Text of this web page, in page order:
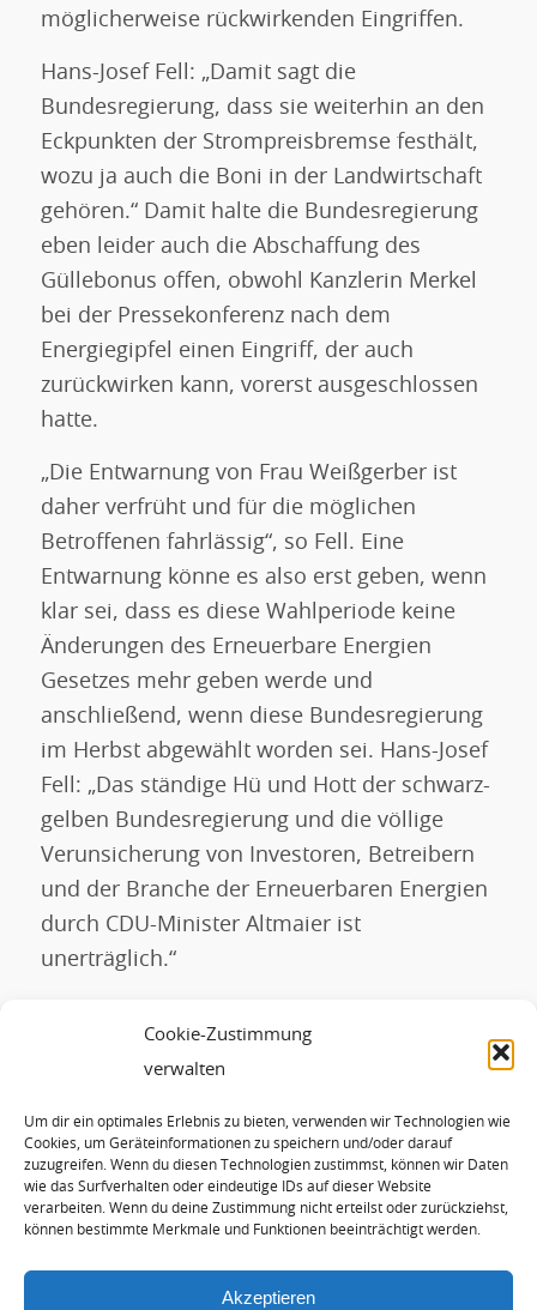
Cookie-Zustimmung
verwalten
Um dir ein optimales Erlebnis zu bieten, verwenden wir Technologien wie
Cookies, um Geräteinformationen zu speichern und/oder darauf
zuzugreifen. Wenn du diesen Technologien zustimmst, können wir Daten
wie das Surfverhalten oder eindeutige IDs auf dieser Website
verarbeiten. Wenn du deine Zustimmung nicht erteilst oder zurückziehst,
können bestimmte Merkmale und Funktionen beeinträchtigt werden.
Akzeptieren
möglicherweise rückwirkenden Eingriffen.
Hans-Josef Fell: „Damit sagt die
Bundesregierung, dass sie weiterhin an den
Eckpunkten der Strompreisbremse festhält,
wozu ja auch die Boni in der Landwirtschaft
gehören.“ Damit halte die Bundesregierung
eben leider auch die Abschaffung des
Güllebonus offen, obwohl Kanzlerin Merkel
bei der Pressekonferenz nach dem
Energiegipfel einen Eingriff, der auch
zurückwirken kann, vorerst ausgeschlossen
hatte.
„Die Entwarnung von Frau Weißgerber ist
daher verfrüht und für die möglichen
Betroffenen fahrlässig“, so Fell. Eine
Entwarnung könne es also erst geben, wenn
klar sei, dass es diese Wahlperiode keine
Änderungen des Erneuerbare Energien
Gesetzes mehr geben werde und
anschließend, wenn diese Bundesregierung
im Herbst abgewählt worden sei. Hans-Josef
Fell: „Das ständige Hü und Hott der schwarz-
gelben Bundesregierung und die völlige
Verunsicherung von Investoren, Betreibern
und der Branche der Erneuerbaren Energien
durch CDU-Minister Altmaier ist
unerträglich.“
Eintrag teilen